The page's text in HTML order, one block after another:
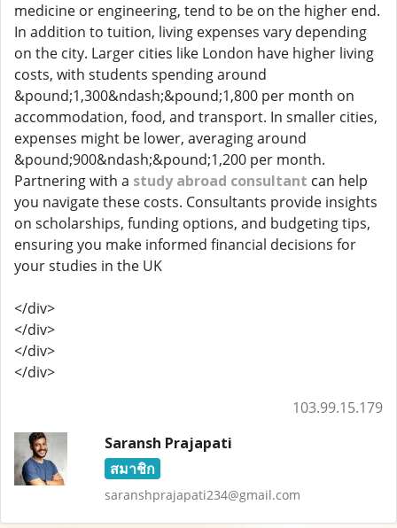
medicine or engineering, tend to be on the higher end.
In addition to tuition, living expenses vary depending
on the city. Larger cities like London have higher living
costs, with students spending around
&pound;1,300&ndash;&pound;1,800 per month on
accommodation, food, and transport. In smaller cities,
expenses might be lower, averaging around
&pound;900&ndash;&pound;1,200 per month.
Partnering with a study abroad consultant can help
you navigate these costs. Consultants provide insights
on scholarships, funding options, and budgeting tips,
ensuring you make informed financial decisions for
your studies in the UK
</div>
</div>
</div>
</div>
103.99.15.179
Saransh Prajapati
สมาชิก
saranshprajapati234@gmail.com